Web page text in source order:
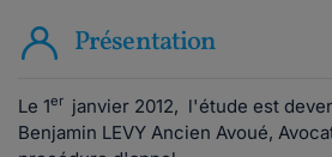
Présentation
Le 1er janvier 2012, l'étude est
Benjamin LEVY Ancien Avoué,